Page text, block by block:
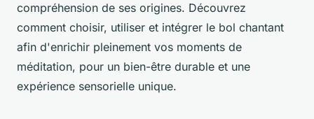
compréhension de ses origines. Découvrez
comment choisir, utiliser et intégrer le bol chantant
afin d'enrichir pleinement vos moments de
méditation, pour un bien-être durable et une
expérience sensorielle unique.